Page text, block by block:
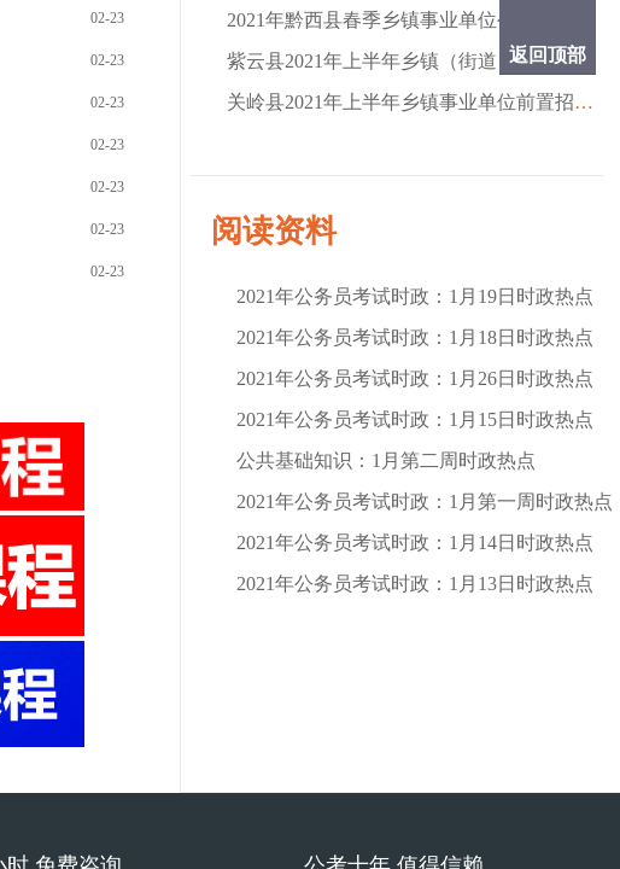
02-23
02-23
02-23
02-23
02-23
02-23
02-23
紫云县2021年上半年乡镇（街道）事业单位前置招
关岭县2021年上半年乡镇事业单位前置招聘应征入
阅读资料
2021年公务员考试时政：1月19日时政热点
2021年公务员考试时政：1月18日时政热点
2021年公务员考试时政：1月26日时政热点
2021年公务员考试时政：1月15日时政热点
公共基础知识：1月第二周时政热点
2021年公务员考试时政：1月第一周时政热点
2021年公务员考试时政：1月14日时政热点
2021年公务员考试时政：1月13日时政热点
返回顶部